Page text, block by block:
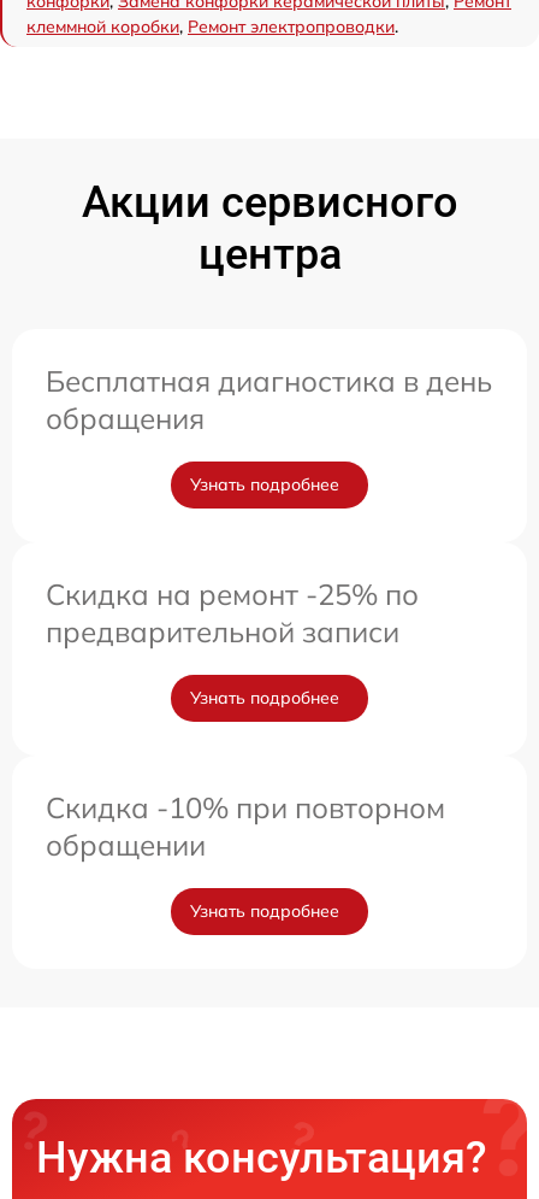
клеммной коробки, Ремонт электропроводки.
Акции сервисного
центра
Бесплатная диагностика в день
обращения
Узнать подробнее
Скидка на ремонт -25% по
предварительной записи
Узнать подробнее
Скидка -10% при повторном
обращении
Узнать подробнее
Нужна консультация?